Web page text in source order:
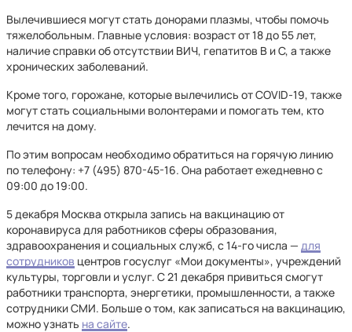
Вылечившиеся могут стать донорами плазмы, чтобы помочь
тяжелобольным. Главные условия: возраст от 18 до 55 лет,
наличие справки об отсутствии ВИЧ, гепатитов В и С, а также
хронических заболеваний.
Кроме того, горожане, которые вылечились от COVID-19, также
могут стать социальными волонтерами и помогать тем, кто
лечится на дому.
По этим вопросам необходимо обратиться на горячую линию
по телефону: +7 (495) 870-45-16. Она работает ежедневно с
09:00 до 19:00.
5 декабря Москва открыла запись на вакцинацию от
коронавируса для работников сферы образования,
здравоохранения и социальных служб, с 14-го числа — для
сотрудников центров госуслуг «Мои документы», учреждений
культуры, торговли и услуг. С 21 декабря привиться смогут
работники транспорта, энергетики, промышленности, а также
сотрудники СМИ. Больше о том, как записаться на вакцинацию,
можно узнать на сайте.